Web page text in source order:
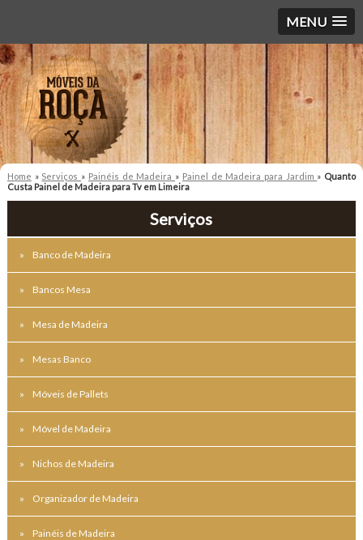
MENU
Home » Serviços » Painéis de Madeira » Painel de Madeira para Jardim » Quanto
Custa Painel de Madeira para Tv em Limeira
Serviços
Banco de Madeira
Bancos Mesa
Mesa de Madeira
Mesas Banco
Móveis de Pallets
Móvel de Madeira
Nichos de Madeira
Organizador de Madeira
Painéis de Madeira